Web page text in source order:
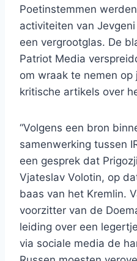
Poetinstemmen
activiteiten van
een vergrootglas. De
Patriot Media
om wraak te nemen op
kritische artikels over
“Volgens een bron
samenwerking tussen
een gesprek dat
Vjateslav Volotin, op
baas van het Kremlin.
voorzitter van de
leiding over een
via sociale media de